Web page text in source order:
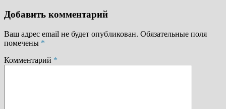
Добавить комментарий
Ваш адрес email не будет опубликован. Обязательные поля
помечены *
Комментарий *